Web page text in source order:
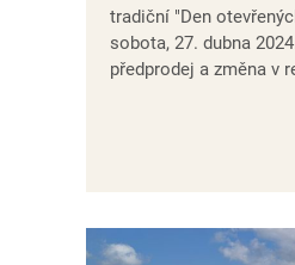
tradiční "Den
sobota, 27. dubna
předprodej a změna v